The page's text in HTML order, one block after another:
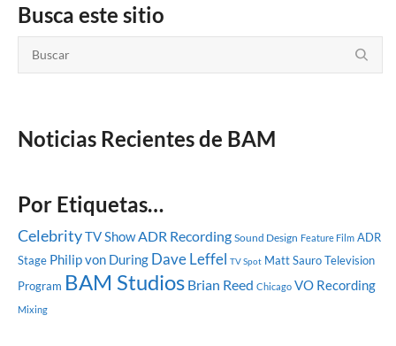
Busca este sitio
Noticias Recientes de BAM
Por Etiquetas…
CelebrityTV Show ADR Recording Sound Design Feature Film ADR
Stage Philip von During Dave Leffel TV Spot Matt SauroTelevision
Program BAM Studios Brian Reed Chicago VO Recording
Mixing